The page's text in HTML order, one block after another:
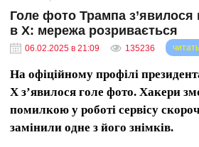
Голе фото Трампа з’явилося
в X: мережа розривається
06.02.2025 в 21:09 135236
На офіційному профілі
X з’явилося голе фото. Хакери
помилкою у роботі сервісу
замінили одне з його знімків.